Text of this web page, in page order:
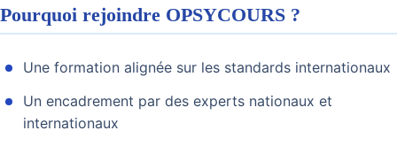
Pourquoi rejoindre OPSYCOURS ?
Une formation alignée sur les standards internationaux
Un encadrement par des experts nationaux et
internationaux